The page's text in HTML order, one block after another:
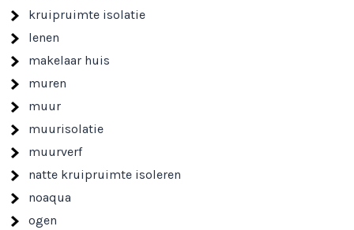
kruipruimte isolatie
lenen
makelaar huis
muren
muur
muurisolatie
muurverf
natte kruipruimte isoleren
noaqua
ogen